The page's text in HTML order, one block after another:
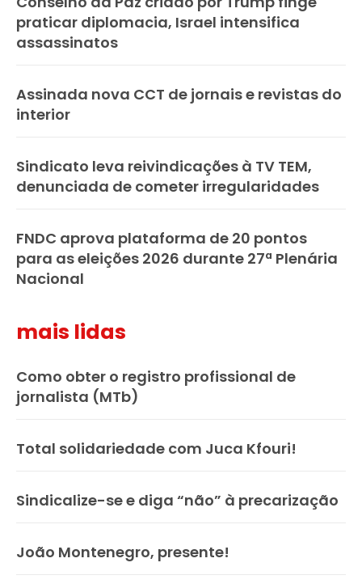
praticar diplomacia, Israel intensifica
assassinatos
Assinada nova CCT de jornais e revistas do
interior
Sindicato leva reivindicações à TV TEM,
denunciada de cometer irregularidades
FNDC aprova plataforma de 20 pontos
para as eleições 2026 durante 27ª Plenária
Nacional
mais lidas
Como obter o registro profissional de
jornalista (MTb)
Total solidariedade com Juca Kfouri!
Sindicalize-se e diga “não” à precarização
João Montenegro, presente!